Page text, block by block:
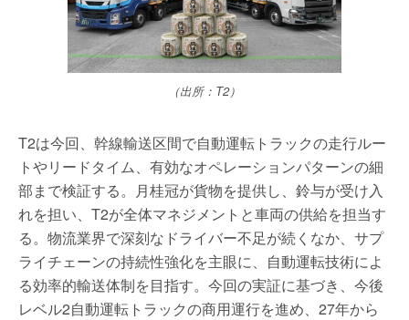
（出所：T2）
T2は今回、幹線輸送区間で自動運転トラックの走行ルー
トやリードタイム、有効なオペレーションパターンの細
部まで検証する。月桂冠が貨物を提供し、鈴与が受け入
れを担い、T2が全体マネジメントと車両の供給を担当す
る。物流業界で深刻なドライバー不足が続くなか、サプ
ライチェーンの持続性強化を主眼に、自動運転技術によ
る効率的輸送体制を目指す。今回の実証に基づき、今後
レベル2自動運転トラックの商用運行を進め、27年から